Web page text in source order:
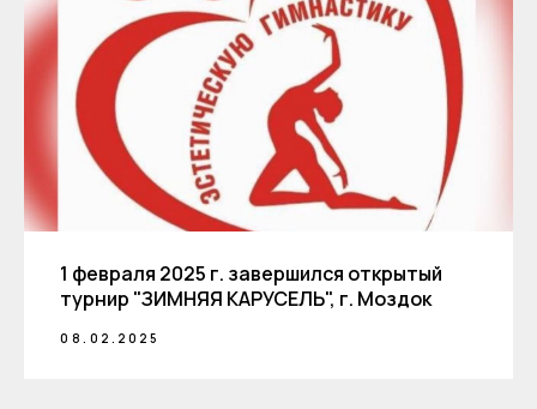
1 февраля 2025 г. завершился открытый
турнир "ЗИМНЯЯ КАРУСЕЛЬ", г. Моздок
08.02.2025